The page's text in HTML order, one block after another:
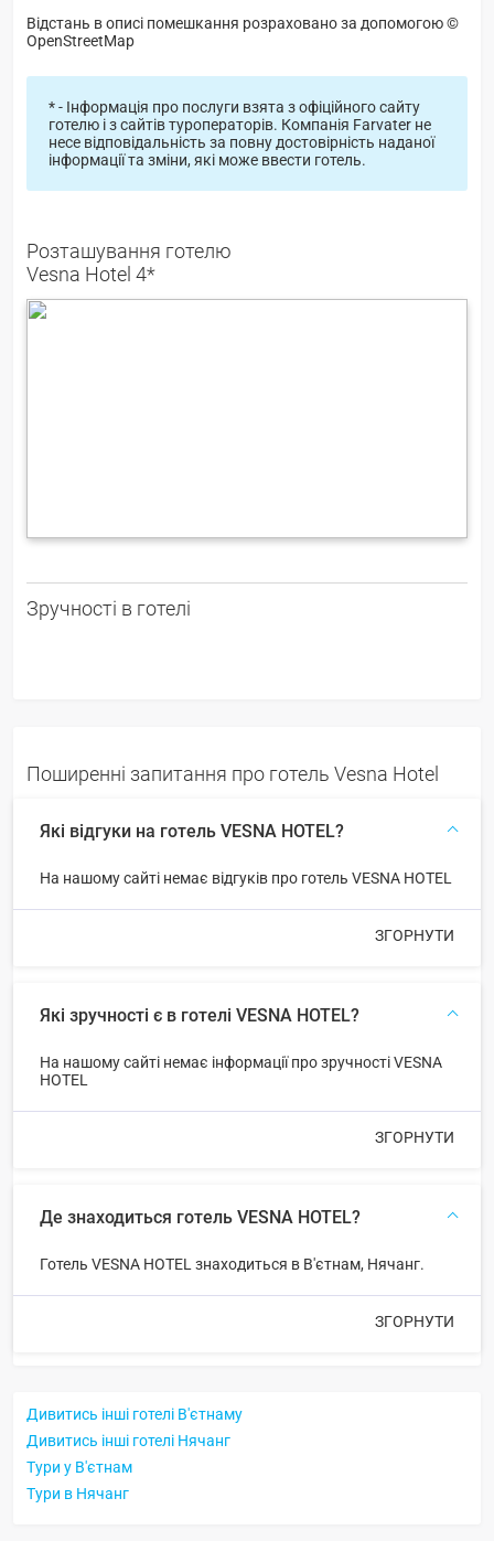
Відстань в описі помешкання розраховано за допомогою ©
OpenStreetMap
* - Інформація про послуги взята з офіційного сайту
готелю і з сайтів туроператорів. Компанія Farvater не
несе відповідальність за повну достовірність наданої
інформації та зміни, які може ввести готель.
Розташування готелю
Vesna Hotel 4*
Зручності в готелі
Поширенні запитання про готель Vesna Hotel
Які відгуки на готель VESNA HOTEL?
На нашому сайті немає відгуків про готель VESNA HOTEL
ЗГОРНУТИ
Які зручності є в готелі VESNA HOTEL?
На нашому сайті немає інформації про зручності VESNA
HOTEL
ЗГОРНУТИ
Де знаходиться готель VESNA HOTEL?
Готель VESNA HOTEL знаходиться в В'єтнам, Нячанг.
ЗГОРНУТИ
Дивитись інші готелі В'єтнаму
Дивитись інші готелі Нячанг
Тури у В'єтнам
Тури в Нячанг